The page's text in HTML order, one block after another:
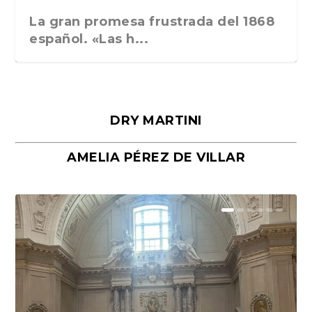
La gran promesa frustrada del 1868
español. «Las h...
Málaga, verso en azul, de Rafael
Porras y Salvador...
«La cocina hebrea. Alimentación
del pueblo judío e...
DRY MARTINI
AMELIA PÉREZ DE VILLAR